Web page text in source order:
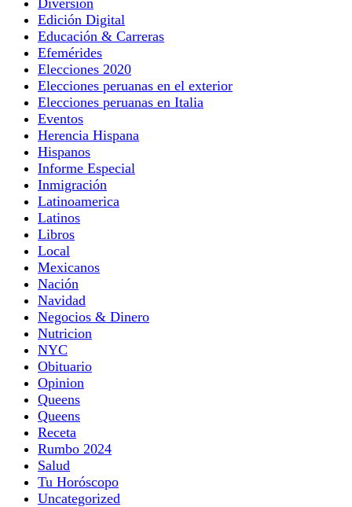
Edición Digital
Educación & Carreras
Efemérides
Elecciones 2020
Elecciones peruanas en el exterior
Elecciones peruanas en Italia
Eventos
Herencia Hispana
Hispanos
Informe Especial
Inmigración
Latinoamerica
Latinos
Libros
Local
Mexicanos
Nación
Navidad
Negocios & Dinero
Nutricion
NYC
Obituario
Opinion
Queens
Queens
Receta
Rumbo 2024
Salud
Tu Horóscopo
Uncategorized